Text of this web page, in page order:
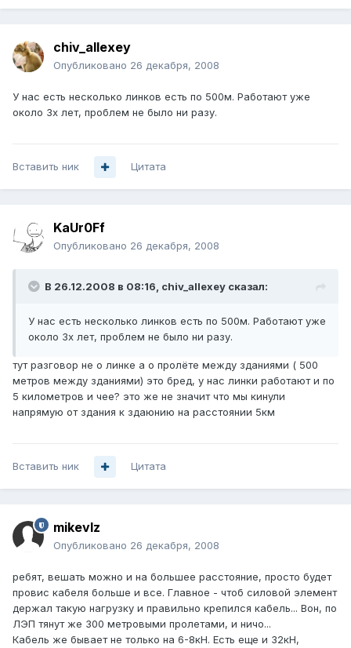
chiv_allexey
Опубликовано 26 декабря, 2008
У нас есть несколько линков есть по 500м. Работают уже
около 3х лет, проблем не было ни разу.
Вставить ник Цитата
KaUr0Ff
Опубликовано 26 декабря, 2008
В 26.12.2008 в 08:16, chiv_allexey сказал:
У нас есть несколько линков есть по 500м. Работают уже
около 3х лет, проблем не было ни разу.
тут разговор не о линке а о пролёте между зданиями ( 500
метров между зданиями) это бред, у нас линки работают и по
5 километров и чее? это же не значит что мы кинули
напрямую от здания к здаюнию на расстоянии 5км
Вставить ник Цитата
mikevlz
Опубликовано 26 декабря, 2008
ребят, вешать можно и на большее расстояние, просто будет
провис кабеля больше и все. Главное - чтоб силовой элемент
держал такую нагрузку и правильно крепился кабель... Вон, по
ЛЭП тянут же 300 метровыми пролетами, и ничо...
Кабель же бывает не только на 6-8кН. Есть еще и 32кН,